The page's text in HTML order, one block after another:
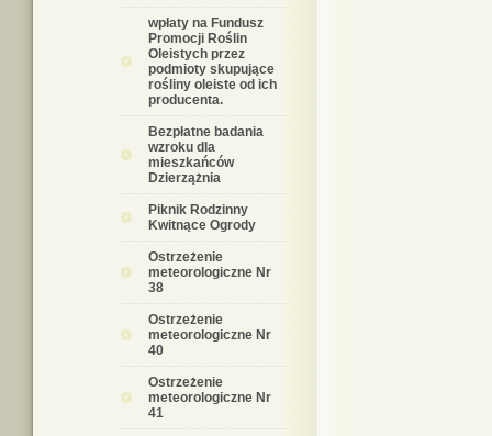
wpłaty na Fundusz
Promocji Roślin
Oleistych przez
podmioty skupujące
rośliny oleiste od ich
producenta.
Bezpłatne badania
wzroku dla
mieszkańców
Dzierzążnia
Piknik Rodzinny
Kwitnące Ogrody
Ostrzeżenie
meteorologiczne Nr
38
Ostrzeżenie
meteorologiczne Nr
40
Ostrzeżenie
meteorologiczne Nr
41